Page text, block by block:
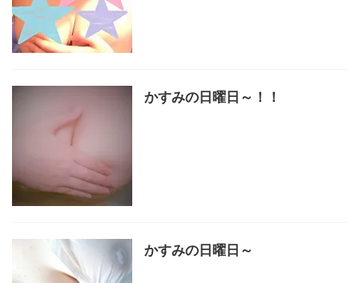
かすみの日曜日～！！
かすみの日曜日～